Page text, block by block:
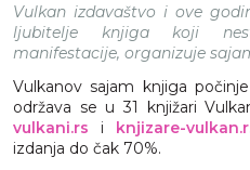
Vulkan izdavaštvo i ove
ljubitelje knjiga koji
manifestacije, organizuje
Vulkanov sajam knjiga
održava se u 31 knjižari
vulkani.rs i knjizare-
izdanja do čak 70%.